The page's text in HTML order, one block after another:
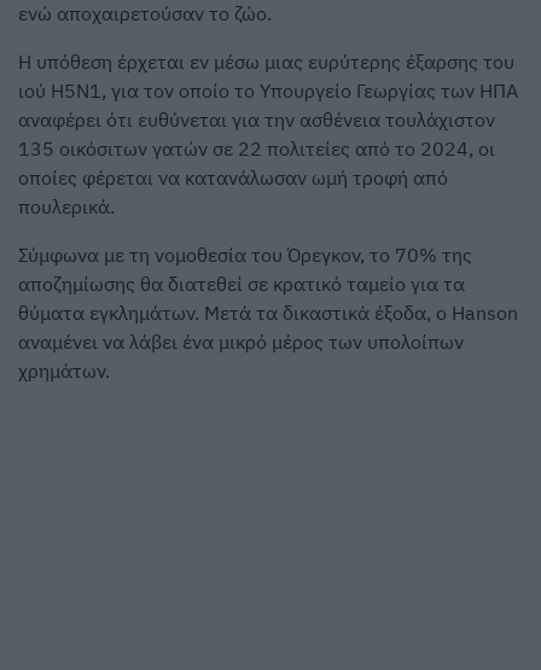
ενώ αποχαιρετούσαν το ζώο.
Η υπόθεση έρχεται εν μέσω μιας ευρύτερης έξαρσης του
ιού H5N1, για τον οποίο το Υπουργείο Γεωργίας των ΗΠΑ
αναφέρει ότι ευθύνεται για την ασθένεια τουλάχιστον
135 οικόσιτων γατών σε 22 πολιτείες από το 2024, οι
οποίες φέρεται να κατανάλωσαν ωμή τροφή από
πουλερικά.
Σύμφωνα με τη νομοθεσία του Όρεγκον, το 70% της
αποζημίωσης θα διατεθεί σε κρατικό ταμείο για τα
θύματα εγκλημάτων. Μετά τα δικαστικά έξοδα, ο Hanson
αναμένει να λάβει ένα μικρό μέρος των υπολοίπων
χρημάτων.